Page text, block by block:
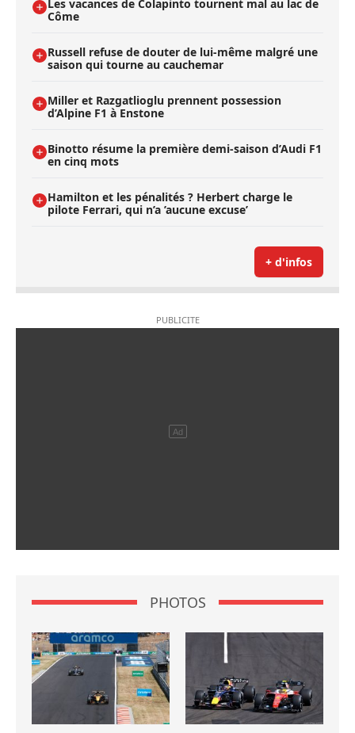
Les vacances de Colapinto tournent mal au lac de
Côme
Russell refuse de douter de lui-même malgré une
saison qui tourne au cauchemar
Miller et Razgatlioglu prennent possession
d’Alpine F1 à Enstone
Binotto résume la première demi-saison d’Audi F1
en cinq mots
Hamilton et les pénalités ? Herbert charge le
pilote Ferrari, qui n’a ’aucune excuse’
+ d'infos
PHOTOS